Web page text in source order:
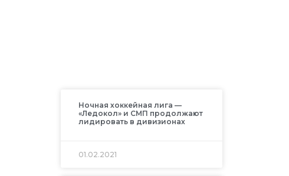
Ночная хоккейная лига —
«Ледокол» и СМП продолжают
лидировать в дивизионах
01.02.2021